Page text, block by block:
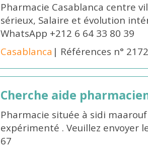
Pharmacie Casablanca centre
sérieux, Salaire et évolution
WhatsApp +212 6 64 33 80 39
Casablanca | Références n°
Cherche aide
Pharmacie située à sidi
expérimenté . Veuillez envoyer
67